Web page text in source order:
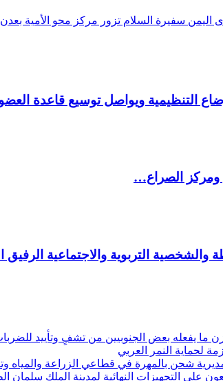
اليمن سفيرة السلام تزور مركز محو الأمية بعدن
التنظيمية ويواصل توسيع قاعدة
ومركز الصراع…
والشخصية التربوية والاجتماعية
يفعله بعض الجنوبيين من تشفٍ وتأييد للضربات
لحماية النمر العربي
شحن بالمهرة في قطاعي الزراعة والمياه
على التجهيزات النهائية لمدينة الملك سلمان